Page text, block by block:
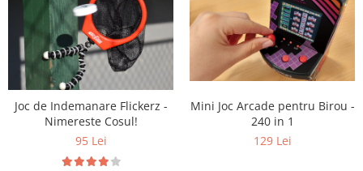
Joc de Indemanare Flickerz -
Nimereste Cosul!
95 Lei
Mini Joc Arcade pentru Birou -
240 in 1
129 Lei